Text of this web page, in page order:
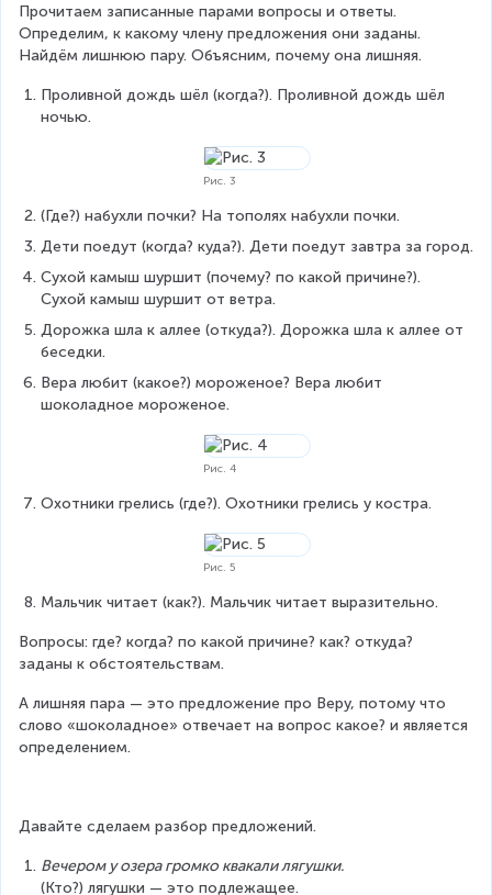
Прочитаем записанные парами вопросы и ответы.
Определим, к какому члену предложения они заданы.
Найдём лишнюю пару. Объясним, почему она лишняя.
Проливной дождь шёл (когда?). Проливной дождь шёл
ночью.
Рис. 3
(Где?) набухли почки? На тополях набухли почки.
Дети поедут (когда? куда?). Дети поедут завтра за город.
Сухой камыш шуршит (почему? по какой причине?).
Сухой камыш шуршит от ветра.
Дорожка шла к аллее (откуда?). Дорожка шла к аллее от
беседки.
Вера любит (какое?) мороженое? Вера любит
шоколадное мороженое.
Рис. 4
Охотники грелись (где?). Охотники грелись у костра.
Рис. 5
Мальчик читает (как?). Мальчик читает выразительно.
Вопросы: где? когда? по какой причине? как? откуда?
заданы к обстоятельствам.
А лишняя пара — это предложение про Веру, потому что
слово «шоколадное» отвечает на вопрос какое? и является
определением.
Давайте сделаем разбор предложений.
Вечером у озера громко квакали лягушки.
(Кто?) лягушки — это подлежащее.